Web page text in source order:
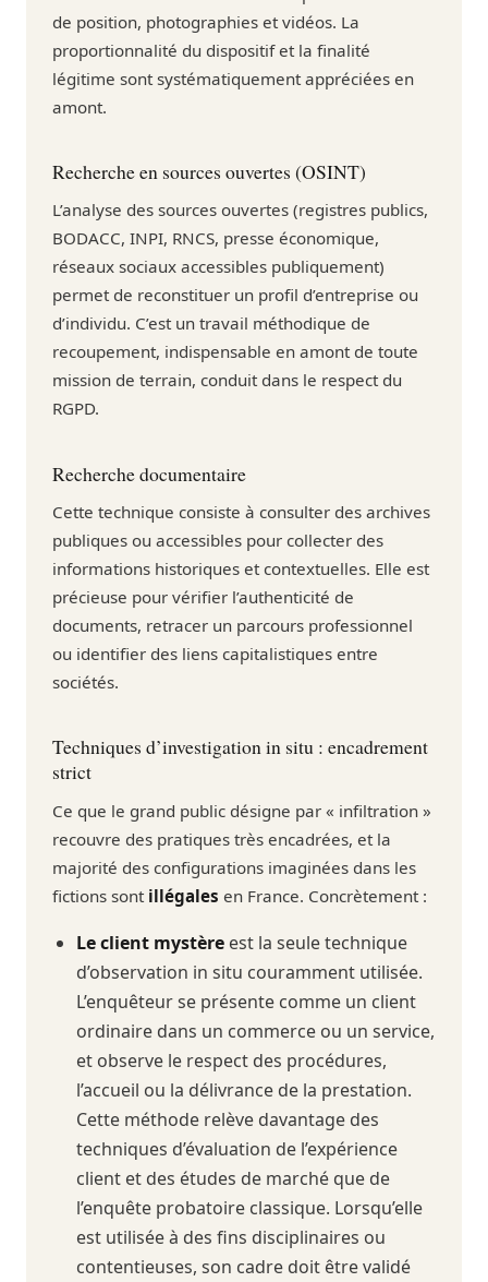
de position, photographies et vidéos. La
proportionnalité du dispositif et la finalité
légitime sont systématiquement appréciées en
amont.
Recherche en sources ouvertes (OSINT)
L’analyse des sources ouvertes (registres publics,
BODACC, INPI, RNCS, presse économique,
réseaux sociaux accessibles publiquement)
permet de reconstituer un profil d’entreprise ou
d’individu. C’est un travail méthodique de
recoupement, indispensable en amont de toute
mission de terrain, conduit dans le respect du
RGPD.
Recherche documentaire
Cette technique consiste à consulter des archives
publiques ou accessibles pour collecter des
informations historiques et contextuelles. Elle est
précieuse pour vérifier l’authenticité de
documents, retracer un parcours professionnel
ou identifier des liens capitalistiques entre
sociétés.
Techniques d’investigation in situ : encadrement
strict
Ce que le grand public désigne par « infiltration »
recouvre des pratiques très encadrées, et la
majorité des configurations imaginées dans les
fictions sont illégales en France. Concrètement :
Le client mystère est la seule technique
d’observation in situ couramment utilisée.
L’enquêteur se présente comme un client
ordinaire dans un commerce ou un service,
et observe le respect des procédures,
l’accueil ou la délivrance de la prestation.
Cette méthode relève davantage des
techniques d’évaluation de l’expérience
client et des études de marché que de
l’enquête probatoire classique. Lorsqu’elle
est utilisée à des fins disciplinaires ou
contentieuses, son cadre doit être validé